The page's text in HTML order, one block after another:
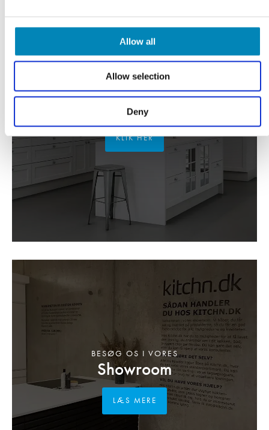
Allow all
Allow selection
Deny
Gratis tilbud
FÅ TEGNET DIT PROJEKT
KLIK HER
Showroom
BESØG OS I VORES
LÆS MERE